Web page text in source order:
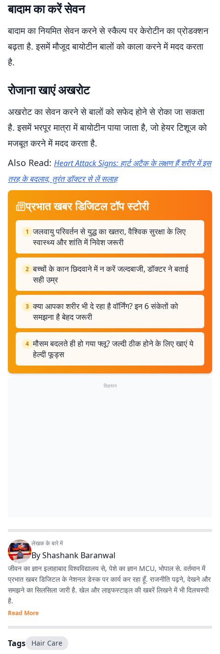
बादाम का करें सेवन
बादाम का नियमित सेवन करने से स्कैल्प पर केरोटीन का प्रोडक्शन
बढ़ता है. इसमें मौजूद बायोटीन बालों को काला करने में मदद करता
है.
रोजाना खाएं अखरोट
अखरोट का सेवन करने से बालों को सफेद होने से रोका जा सकता
है. इसमें भरपूर मात्रा में बायोटीन पाया जाता है, जो हेयर टिशूज को
मजबूत करने में मदद करता है.
Also Read: Heart Attack Signs: हार्ट अटैक के लक्षण हैं शरीर में इस
तरह के बदलाव, तुरंत डॉक्टर से लें सलाह
प्रभात खबर डिजिटल टॉप स्टोरी
1 जलवायु परिवर्तन से युद्ध का खतरा, वैश्विक सुरक्षा के लिए
स्वास्थ्य और शांति में निवेश जरूरी
2 बच्चों के कान छिदवाने में न करें जल्दबाजी, डॉक्टर ने बताई
सही उम्र
3 क्या आपका शरीर भी दे रहा है वॉर्निंग? इन 6 संकेतों को
समझना है बेहद जरूरी
4 मौसम बदलते ही हो गया फ्लू? जल्दी ठीक होने के लिए खाएं ये
हेल्दी फूड्स
विज्ञापन
लेखक के बारे में
ByShashank Baranwal
जीवन का ज्ञान इलाहाबाद विश्वविद्यालय से, पेशे का ज्ञान MCU, भोपाल से. वर्तमान में
प्रभात खबर डिजिटल के नेशनल डेस्क पर कार्य कर रहा हूँ. राजनीति पढ़ने, देखने और
समझने का सिलसिला जारी है. खेल और लाइफस्टाइल की खबरें लिखने में भी दिलचस्पी
है.
Read More
Tags Hair Care